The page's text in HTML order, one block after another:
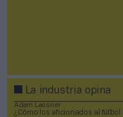
La industria opina
Adam Lassner
¿Cómo los aficionados al